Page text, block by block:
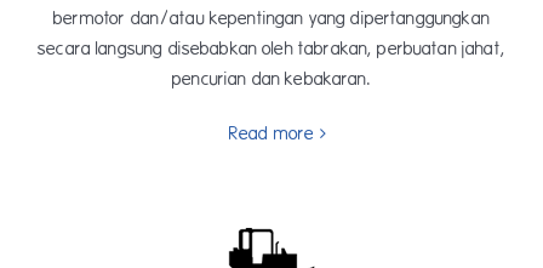
bermotor dan/atau kepentingan yang dipertanggungkan
secara langsung disebabkan oleh tabrakan, perbuatan jahat,
pencurian dan kebakaran.
Read more